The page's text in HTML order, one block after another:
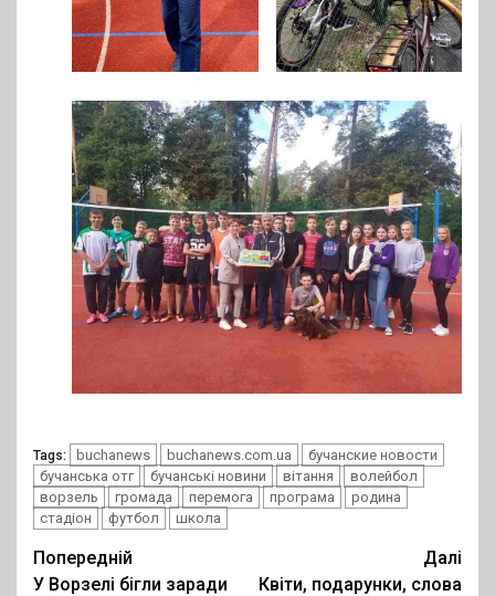
Tags: buchanews buchanews.com.ua
бучанские новости
бучанська отг
бучанські новини вітання
волейбол
ворзель
громада перемога програма
родина
стадіон
футбол школа
Post
Попередній
У Ворзелі бігли заради
Далі
Квіти, подарунки, слова